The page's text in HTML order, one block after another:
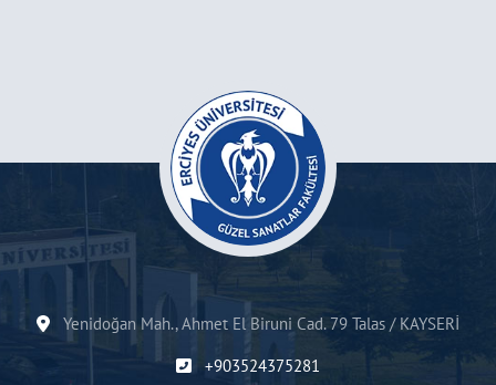
Yenidoğan Mah., Ahmet El Biruni Cad. 79 Talas / KAYSERİ
+903524375281